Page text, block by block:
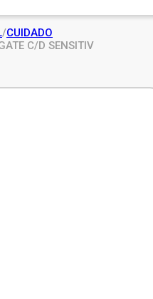
/CUIDADO
C/D SENSITIV